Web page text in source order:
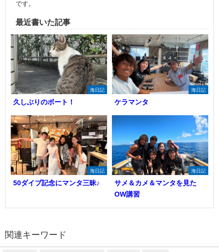
です。
最近書いた記事
海日記
久しぶりのボート！
海日記
ケラマンタ
海日記
50ダイブ記念にマンタ三昧♪
海日記
サメ＆カメ＆マンタを見た
OW講習
関連キーワード